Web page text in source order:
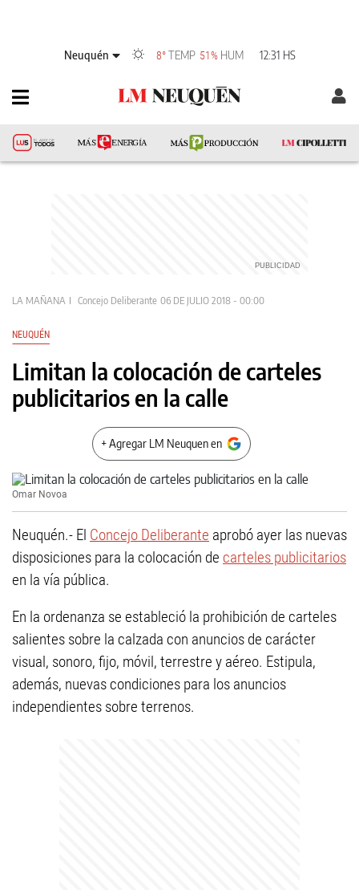
Neuquén 8° TEMP 51% HUM 12:31 HS
LA MAÑANA Concejo Deliberante 06 DE JULIO 2018 - 00:00
NEUQUÉN
Limitan la colocación de carteles
publicitarios en la calle
+ Agregar LM Neuquen en
Omar Novoa
Neuquén.- El Concejo Deliberante aprobó ayer las nuevas
disposiciones para la colocación de carteles publicitarios
en la vía pública.
En la ordenanza se estableció la prohibición de carteles
salientes sobre la calzada con anuncios de carácter
visual, sonoro, fijo, móvil, terrestre y aéreo. Estipula,
además, nuevas condiciones para los anuncios
independientes sobre terrenos.